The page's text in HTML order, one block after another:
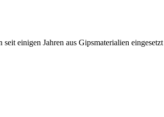
einigen Jahren aus Gipsmaterialien eingesetzt